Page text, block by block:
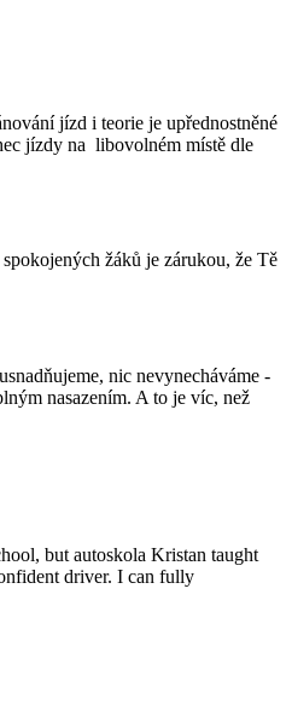
jízd i teorie je upřednostněné
jízdy na libovolném místě dle
žáků je zárukou, že Tě
nic nevynecháváme -
nasazením. A to je víc, než
but autoskola Kristan taught
driver. I can fully